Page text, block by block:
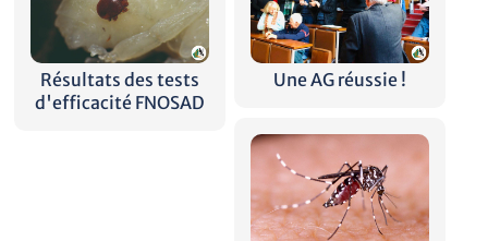
Résultats des tests
d'efficacité FNOSAD
Une AG réussie !